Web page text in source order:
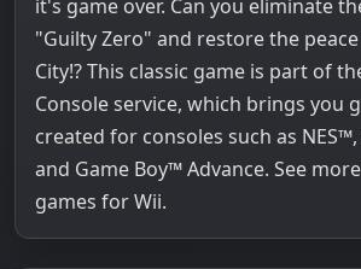
it's game over. Can you eliminate
"Guilty Zero" and restore the
City!? This classic game is part of
Console service, which brings you
created for consoles such as
and Game Boy™ Advance. See
games for Wii.